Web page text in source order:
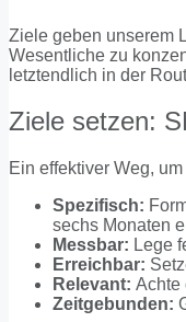
Ziele geben unserem
Wesentliche zu
letztendlich in der
Ziele setzen:
Ein effektiver Weg,
Spezifisch:
sechs Monaten
Messbar: Lege
Erreichbar:
Relevant: Achte
Zeitgebunden: